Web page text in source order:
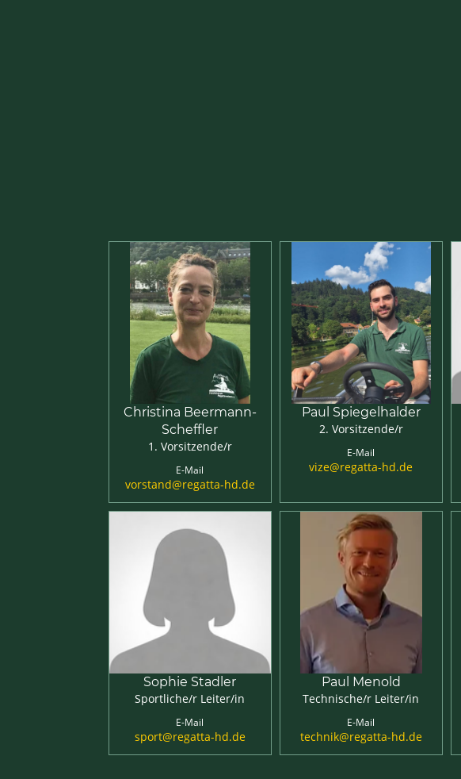
Christina Beermann-
Scheffler
1. Vorsitzende/r
E-Mail
vorstand@regatta-hd.de
Paul Spiegelhalder
2. Vorsitzende/r
E-Mail
vize@regatta-hd.de
Sophie Stadler
Sportliche/r Leiter/in
E-Mail
sport@regatta-hd.de
Paul Menold
Technische/r Leiter/in
E-Mail
technik@regatta-hd.de